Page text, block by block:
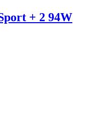
+ 2 94W